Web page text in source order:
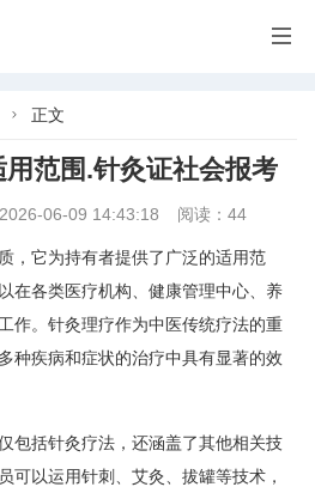

 正文
范围.针灸证社会报考
06-09 14:43:18 阅读：44
，它为持有者提供了广泛的适用范
在各类医疗机构、健康管理中心、养
作。针灸理疗作为中医传统疗法的重
种疾病和症状的治疗中具有显著的效
包括针灸疗法，还涵盖了其他相关技
可以运用针刺、艾灸、拔罐等技术，